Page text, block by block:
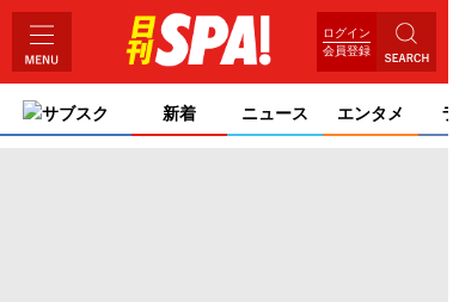
ログイン
会員登録
サブスク 新着 ニュース エンタメ